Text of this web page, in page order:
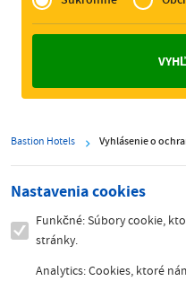
Zakelijk
Bastion Hotels Vyhlásenie o
Nastavenia cookies
Funkčné: Súbory cookie,
stránky.
Analytics: Cookies, ktoré